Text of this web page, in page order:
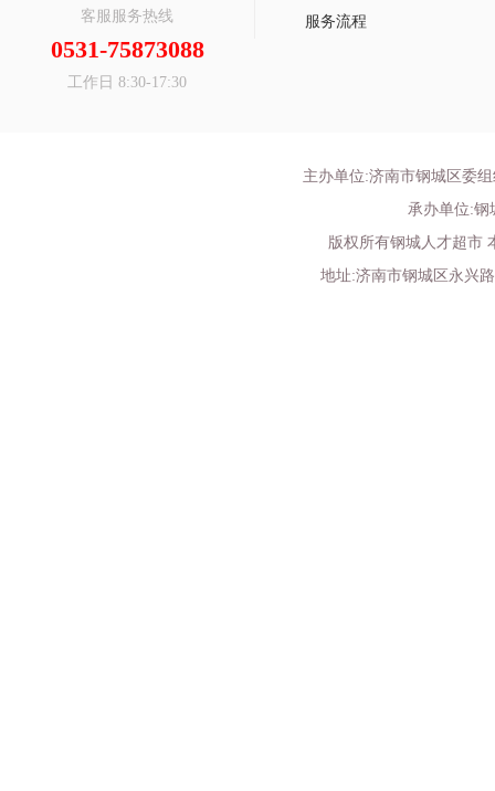
客服服务热线
0531-75873088
工作日 8:30-17:30
服务流程
主办单位:济南市钢城区委
承办单位:钢
版权所有钢城人才超市
地址:济南市钢城区永兴